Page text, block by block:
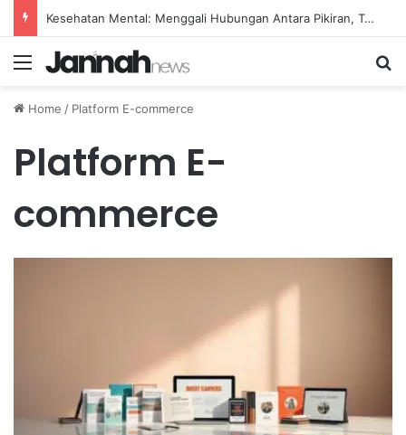
Kesehatan Mental: Menggali Hubungan Antara Pikiran, Tubuh, dan Emosi secara Mendalam
Menu
Home / Platform E-commerce
Platform E-
commerce